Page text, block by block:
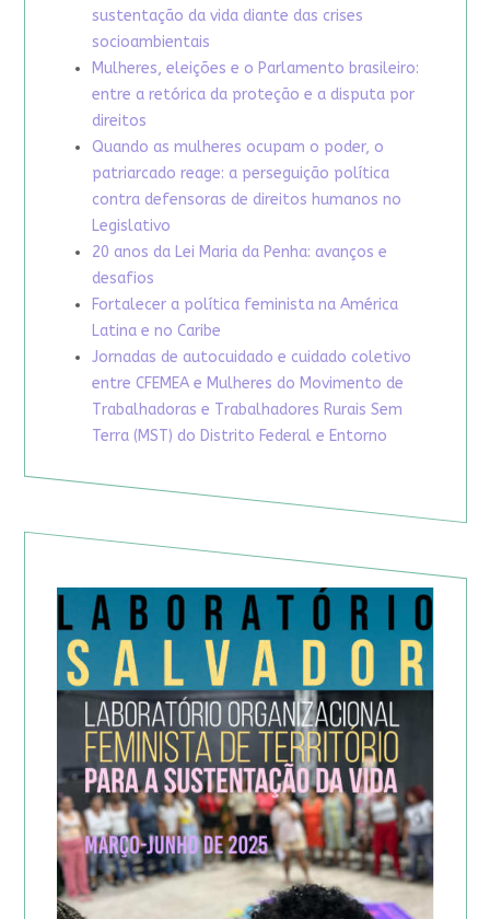
sustentação da vida diante das crises
socioambientais
Mulheres, eleições e o Parlamento brasileiro:
entre a retórica da proteção e a disputa por
direitos
Quando as mulheres ocupam o poder, o
patriarcado reage: a perseguição política
contra defensoras de direitos humanos no
Legislativo
20 anos da Lei Maria da Penha: avanços e
desafios
Fortalecer a política feminista na América
Latina e no Caribe
Jornadas de autocuidado e cuidado coletivo
entre CFEMEA e Mulheres do Movimento de
Trabalhadoras e Trabalhadores Rurais Sem
Terra (MST) do Distrito Federal e Entorno